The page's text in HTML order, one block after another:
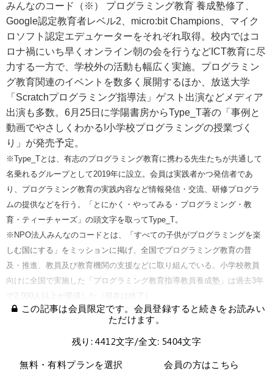
みんなのコード（※） プログラミング教育 養成塾修了、
Google認定教育者レベル2、micro:bit Champions、マイク
ロソフト認定エデュケーターをそれぞれ取得。校内ではコ
ロナ禍にいち早くオンライン朝の会を行うなどICT教育に尽
力する一方で、学校外の活動も幅広く実施。プログラミン
グ教育関連のイベントを数多く展開するほか、放送大学
「Scratchプログラミング指導法」ゲスト出演などメディア
出演も多数。6月25日に学陽書房からType_T著の「事例と
動画でやさしくわかる!小学校プログラミングの授業づく
り」が発売予定。
※Type_Tとは、有志のプログラミング教育に携わる先生たちが共通して
名乗れるグループとして2019年に設立。会員は実践者かつ発信者であ
り、プログラミング教育の実践内容など情報発信・交流、研修プログラ
ムの提供などを行う。「とにかく・やってみる・プログラミング・教
育・ティーチャーズ」の頭文字を取ってType_T。
※NPO法人みんなのコードとは、「すべての子供がプログラミングを楽
しむ国にする」をミッションに掲げ、全国でプログラミング教育の普
及・推進、教員及び教育機関の支援などに取り組んでいる。小学校教員
向けに全国で実施した「プログラミング教育指導教員養成塾」は過去3年
で2,000人以上が受講した（現在は終了）。
この記事は会員限定です。会員登録すると続きをお読みい
ただけます。
残り: 4412文字/全文: 5404文字
無料・有料プランを選択
会員の方はこちら